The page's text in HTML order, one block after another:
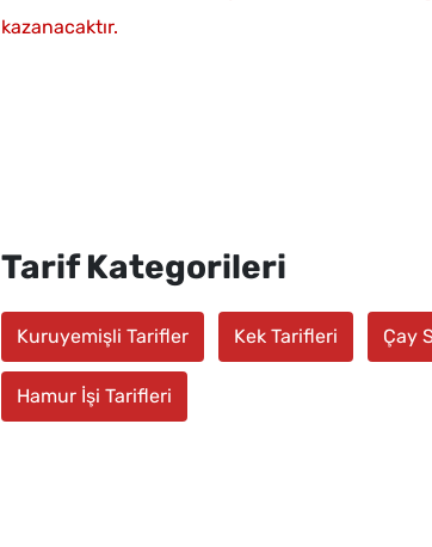
kazanacaktır.
Tarif Kategorileri
Kuruyemişli Tarifler Kek Tarifleri Çay
Hamur İşi Tarifleri